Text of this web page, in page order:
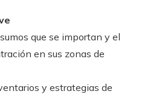
que se importan y el
en sus zonas de
y estrategias de